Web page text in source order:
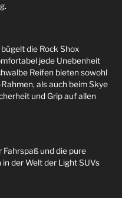
die Rock Shox
jede Unebenheit
Reifen bieten sowohl
als auch beim Skye
und Grip auf allen
und die pure
der Welt der Light SUVs